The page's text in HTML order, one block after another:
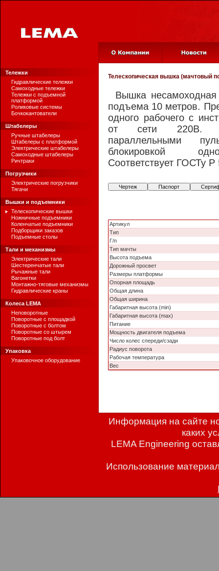
Тележки
Гидравлические тележки
Самоходные тележки
Тележки с подъемной
платформой
Роликовые системы
Бочкокантователи
Штабелеры
Ручные штабелеры
Штабелеры с платформой
Электрические штабелеры
Самоходные штабелеры
Ричтраки
Погрузчики
Электрические погрузчики
Тягачи
Вышки и подъемники
Телескопические вышки
Ножничные подъемники
Коленчатые подъемники
Подборщики заказов
Подъемные столы
Тали и механизмы
Электрические тали
Шестеренчатые тали
Рычажные тали
Вагонетки
Монтажно-тяговые механизмы
Гидравлические краны
Колеса LEMA
Неповоротные
Поворотные с площадкой
Поворотные с болтом
Поворотные со штырем
Поворотные под болт
Упаковка
Упаковочное оборудование
Телескопическая вышка (мачтовый
Вышка
подъема 10 метров.
одного рабочего с
от сети 220В.
параллельными
блокировкой
Соответствует ГОСТу Р
Чертеж Паспорт
Артикул
Тип
Г/п
Тип мачты
Высота подъема
Дорожный просвет
Размеры платформы
Опорная площадь
Общая длина
Общая ширина
Габаритная высота (min)
Габаритная высота (max)
Питание
Мощность двигателя подъема
Число колес спереди/сзади
Радиус поворота
Рабочая температура
Вес
Информация на сайте
каких
LEMA Engineering
Использование